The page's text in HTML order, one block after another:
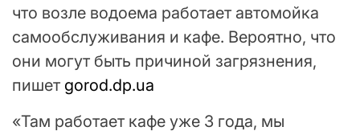
что возле водоема работает автомойка
самообслуживания и кафе. Вероятно, что
они могут быть причиной загрязнения,
пишет gorod.dp.ua
«Там работает кафе уже 3 года, мы